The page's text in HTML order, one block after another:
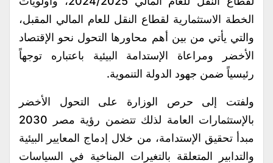
الخطة الاستثمارية لقطاع النقل للعام المالي المقبل،
والتي يأتي من بين أهم محاورها التحول نحو الإقتصاد
الأخضر ومراعاة الإستدامة البيئية باعتباره توجهاً
رئيسياً ضمن جهود الدولة التنموية.
ولفتت إلى حرص الوزارة على التحول الأخضر
بالإستثمارات العامة لذلك تتضمن رؤية مصر 2030
مبدأ تحقيق الإستدامة، من خلال إدماج المعايير البيئية
والتدابير المتعلقة بالتغيرات المناخية في السياسات